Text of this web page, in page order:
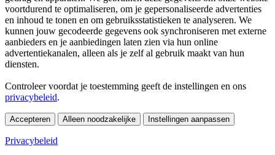
voortdurend te optimaliseren, om je gepersonaliseerde advertenties
en inhoud te tonen en om gebruiksstatistieken te analyseren. We
kunnen jouw gecodeerde gegevens ook synchroniseren met externe
aanbieders en je aanbiedingen laten zien via hun online
advertentiekanalen, alleen als je zelf al gebruik maakt van hun
diensten.
Controleer voordat je toestemming geeft de instellingen en ons
privacybeleid.
Accepteren Alleen noodzakelijke Instellingen aanpassen
Privacybeleid